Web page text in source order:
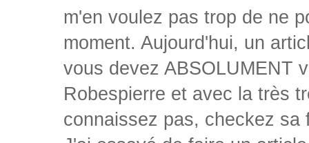
m'en voulez pas trop de ne
moment. Aujourd'hui, un
vous devez ABSOLUMENT
Robespierre et avec la très
connaissez pas, checkez sa